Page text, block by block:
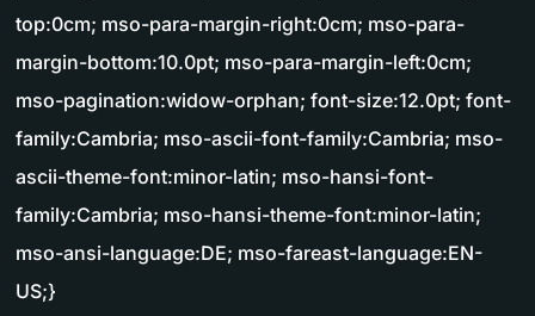
top:0cm; mso-para-margin-right:0cm; mso-para-
margin-bottom:10.0pt; mso-para-margin-left:0cm;
mso-pagination:widow-orphan; font-size:12.0pt; font-
family:Cambria; mso-ascii-font-family:Cambria; mso-
ascii-theme-font:minor-latin; mso-hansi-font-
family:Cambria; mso-hansi-theme-font:minor-latin;
mso-ansi-language:DE; mso-fareast-language:EN-
US;}